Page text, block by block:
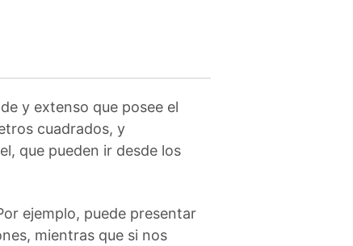
y extenso que posee el
cuadrados, y
que pueden ir desde los
ejemplo, puede presentar
mientras que si nos